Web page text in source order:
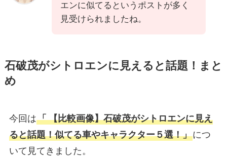
エンに似てるというポストが多く
見受けられましたね。
石破茂がシトロエンに見えると話題！まと
め
今回は「 【比較画像】石破茂がシトロエンに見え
ると話題！似てる車やキャラクター５選！」につ
いて見てきました。